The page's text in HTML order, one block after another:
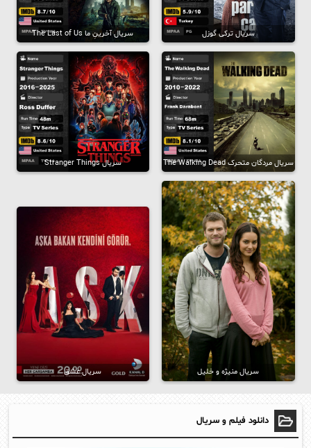
سریال ترکی گوزل سریال آخرینِ ما The Last of Us
سریال مردگان متحرک The Walking Dead سریال Stranger Things
سریال منیژه و خلیل سریال عشق
دانلود فیلم و سریال